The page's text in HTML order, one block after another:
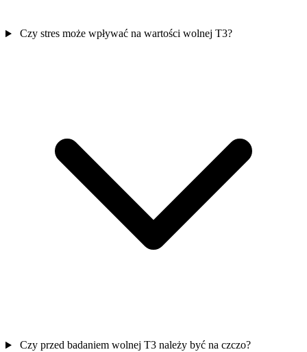
Czy stres może wpływać na wartości wolnej T3?
Czy przed badaniem wolnej T3 należy być na czczo?